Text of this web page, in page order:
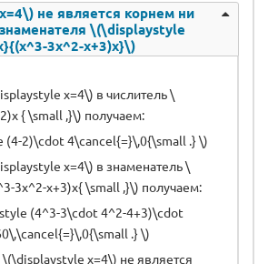
не является корнем ни
\(\displaystyle
3x^2-x+3)x}\)
x=4\) в числитель \
{ \small ,}\) получаем:
(4-2)\cdot 4\cancel{=}\,0{\small .} \)
x=4\) в знаменатель \
3x^2-x+3)x{ \small ,}\) получаем:
(4^3-3\cdot 4^2-4+3)\cdot
.} \)
x=4\) не является